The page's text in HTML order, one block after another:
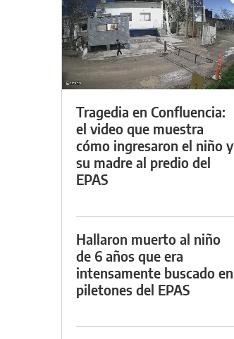
Tragedia en Confluencia:
el video que muestra
cómo ingresaron el niño y
su madre al predio del
EPAS
Hallaron muerto al niño
de 6 años que era
intensamente buscado en
piletones del EPAS